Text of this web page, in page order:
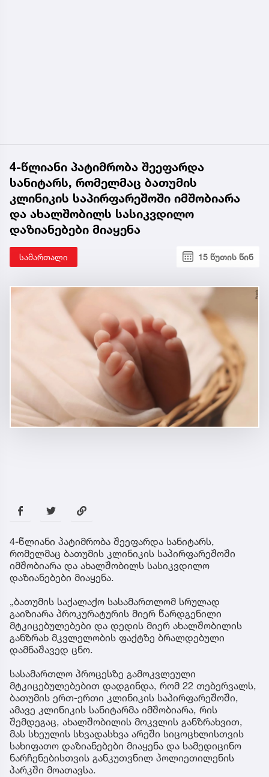
4-წლიანი პატიმრობა შეეფარდა
სანიტარს, რომელმაც ბათუმის
კლინიკის საპირფარეშოში იმშობიარა
და ახალშობილს სასიკვდილო
დაზიანებები მიაყენა
სამართალი 15 წუთის წინ
4-წლიანი პატიმრობა შეეფარდა სანიტარს,
რომელმაც ბათუმის კლინიკის საპირფარეშოში
იმშობიარა და ახალშობილს სასიკვდილო
დაზიანებები მიაყენა.
„ბათუმის საქალაქო სასამართლომ სრულად
გაიზიარა პროკურატურის მიერ წარდგენილი
მტკიცებულებები და დედის მიერ ახალშობილის
განზრახ მკვლელობის ფაქტზე ბრალდებული
დამნაშავედ ცნო.
სასამართლო პროცესზე გამოკვლეული
მტკიცებულებებით დადგინდა, რომ 22 თებერვალს,
ბათუმის ერთ-ერთი კლინიკის საპირფარეშოში,
ამავე კლინიკის სანიტარმა იმშობიარა, რის
შემდეგაც, ახალშობილის მოკვლის განზრახვით,
მას სხეულის სხვადასხვა არეში სიცოცხლისთვის
სახიფათო დაზიანებები მიაყენა და სამედიცინო
ნარჩენებისთვის განკუთვნილ პოლიეთილენის
პარკში მოათავსა.